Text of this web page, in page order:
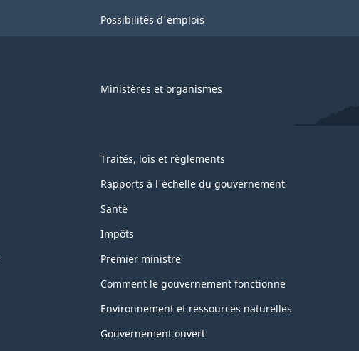
Possibilités d'emplois
Ministères et organismes
Traités, lois et règlements
Rapports à l'échelle du gouvernement
Santé
Impôts
Premier ministre
Comment le gouvernement fonctionne
Environnement et ressources naturelles
Gouvernement ouvert